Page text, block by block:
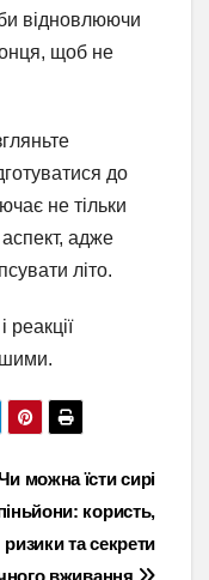
відновлюючи
щоб не
до
не тільки
адже
літо.
реакції
можна їсти сирі
користь,
ризики та секрети